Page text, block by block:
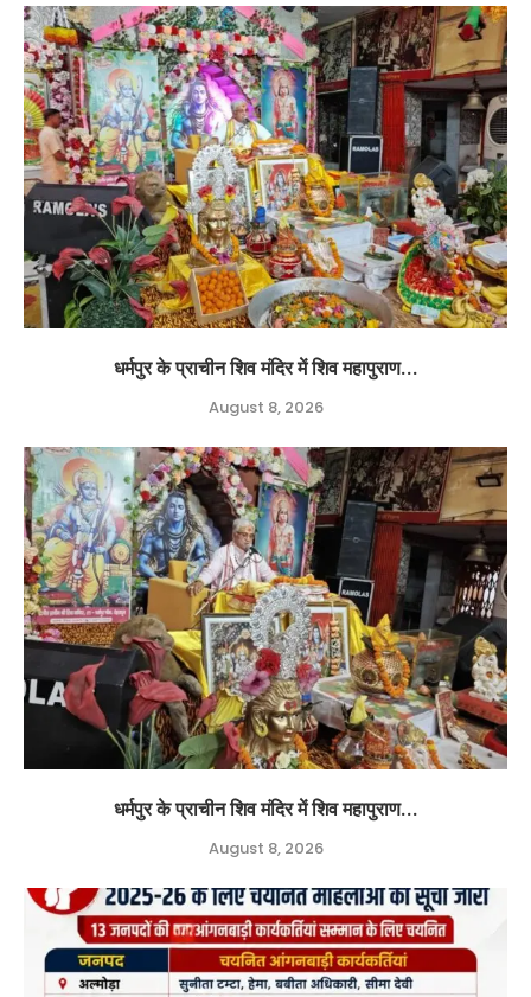
धर्मपुर के प्राचीन शिव मंदिर में शिव महापुराण...
August 8, 2026
धर्मपुर के प्राचीन शिव मंदिर में शिव महापुराण...
August 8, 2026